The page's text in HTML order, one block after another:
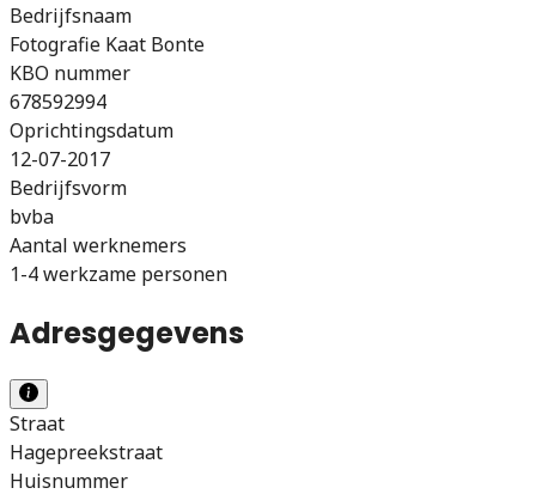
Bedrijfsnaam
Fotografie Kaat Bonte
KBO nummer
678592994
Oprichtingsdatum
12-07-2017
Bedrijfsvorm
bvba
Aantal werknemers
1-4 werkzame personen
Adresgegevens
Straat
Hagepreekstraat
Huisnummer